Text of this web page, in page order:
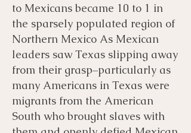
to Mexicans became 10 to 1 in
the sparsely populated region of
Northern Mexico As Mexican
leaders saw Texas slipping away
from their grasp–particularly as
many Americans in Texas were
migrants from the American
South who brought slaves with